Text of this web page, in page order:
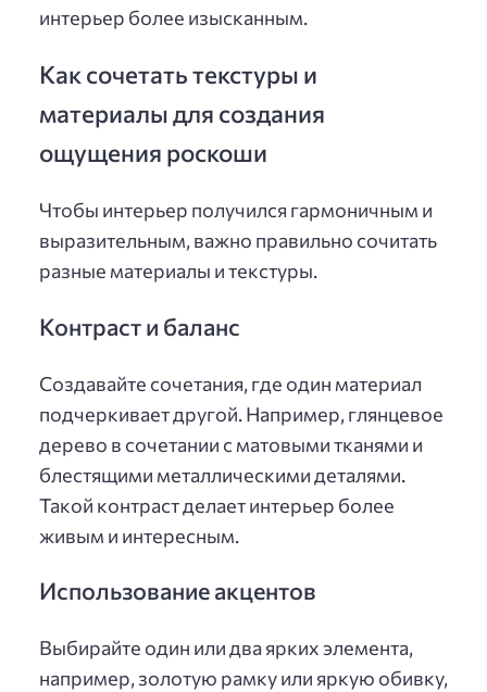
интерьер более изысканным.
Как сочетать текстуры и
материалы для создания
ощущения роскоши
Чтобы интерьер получился гармоничным и
выразительным, важно правильно сочитать
разные материалы и текстуры.
Контраст и баланс
Создавайте сочетания, где один материал
подчеркивает другой. Например, глянцевое
дерево в сочетании с матовыми тканями и
блестящими металлическими деталями.
Такой контраст делает интерьер более
живым и интересным.
Использование акцентов
Выбирайте один или два ярких элемента,
например, золотую рамку или яркую обивку,